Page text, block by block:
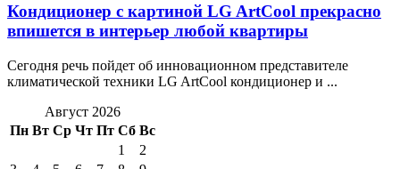
Кондиционер с картиной LG ArtCool прекрасно
впишется в интерьер любой квартиры
Сегодня речь пойдет об инновационном представителе
климатической техники LG ArtCool кондиционер и ...
Август 2026
Пн Вт Ср Чт Пт Сб Вс
1
2